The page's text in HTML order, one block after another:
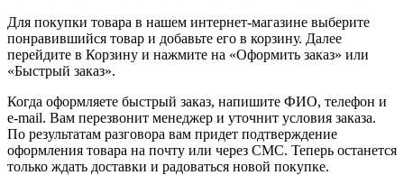
Для покупки товара в нашем интернет-магазине выберите
понравившийся товар и добавьте его в корзину. Далее
перейдите в Корзину и нажмите на «Оформить заказ» или
«Быстрый заказ».
Когда оформляете быстрый заказ, напишите ФИО, телефон и
e-mail. Вам перезвонит менеджер и уточнит условия заказа.
По результатам разговора вам придет подтверждение
оформления товара на почту или через СМС. Теперь останется
только ждать доставки и радоваться новой покупке.